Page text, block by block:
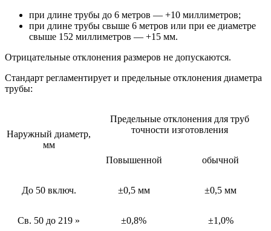
при длине трубы до 6 метров — +10 миллиметров;
при длине трубы свыше 6 метров или при ее диаметре
свыше 152 миллиметров — +15 мм.
Отрицательные отклонения размеров не допускаются.
Стандарт регламентирует и предельные отклонения диаметра
трубы:
Наружный диаметр,
мм
Предельные отклонения для труб
точности изготовления
Повышенной обычной
До 50 включ. ±0,5 мм ±0,5 мм
Св. 50 до 219 » ±0,8% ±1,0%